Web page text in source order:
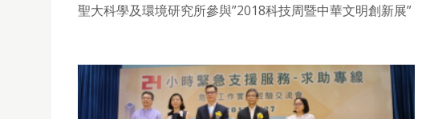
聖大科學及環境研究所參與”2018科技周暨中華文明創新展”